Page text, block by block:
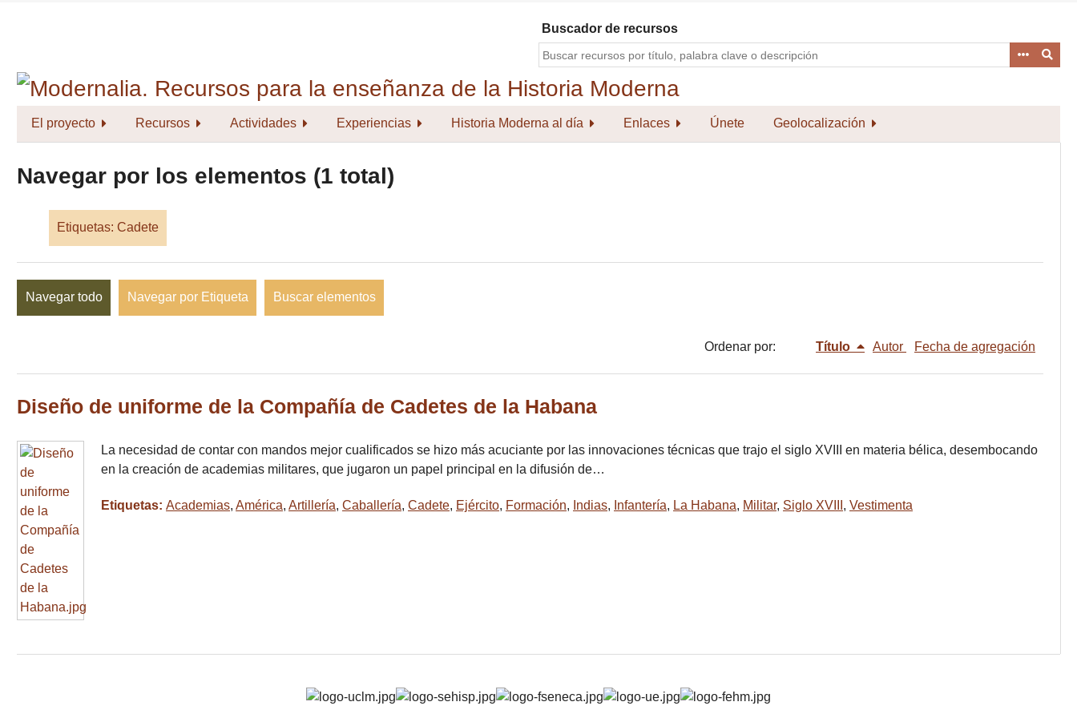
Buscador de recursos
El proyecto Recursos Actividades Experiencias Historia Moderna al día Enlaces Únete Geolocalización
Navegar por los elementos (1 total)
Etiquetas: Cadete
Navegar todo Navegar por Etiqueta Buscar elementos
Ordenar por: Título Autor Fecha de agregación
Diseño de uniforme de la Compañía de Cadetes de la Habana
La necesidad de contar con mandos mejor cualificados se hizo más acuciante por las innovaciones técnicas que trajo el siglo XVIII en materia bélica, desembocando
en la creación de academias militares, que jugaron un papel principal en la difusión de…
Etiquetas: Academias, América, Artillería, Caballería, Cadete, Ejército, Formación, Indias, Infantería, La Habana, Militar, Siglo XVIII , Vestimenta